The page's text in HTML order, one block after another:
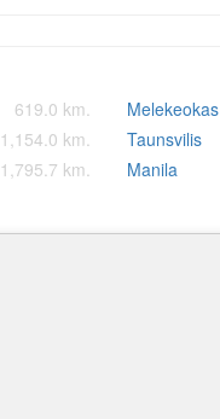
619.0 km. Melekeokas
1,154.0 km. Taunsvilis
1,795.7 km. Manila